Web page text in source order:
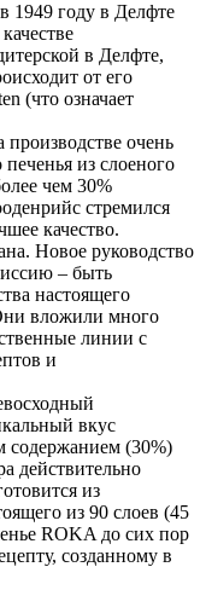
1949 году в Делфте
в ​​Делфте,
от его
(что означает
очень
из слоеного
чем 30%
стремился
качество.
Новое руководство
– быть
настоящего
вложили много
линии с
и
вкус
содержанием (30%)
действительно
из
из 90 слоев (45
ROKA до сих пор
созданному в